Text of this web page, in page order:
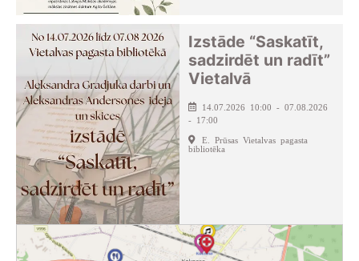
Izstāde “Saskatīt,
sadzirdēt un radīt”
Vietalvā
14.07.2026 10:00 - 07.08.2026
- 17:00
E. Prūsas Vietalvas pagasta
bibliotēka